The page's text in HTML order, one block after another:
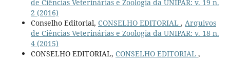
de Ciências Veterinárias e Zoologia da UNIPAR: v. 19 n.
2 (2016)
Conselho Editorial, CONSELHO EDITORIAL , Arquivos
de Ciências Veterinárias e Zoologia da UNIPAR: v. 18 n.
4 (2015)
CONSELHO EDITORIAL, CONSELHO EDITORIAL ,